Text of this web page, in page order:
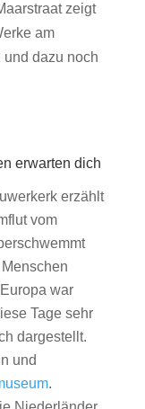
zeigt
am
und dazu noch
erwarten dich
erzählt
vom
war
Tage sehr
dargestellt.
und
.